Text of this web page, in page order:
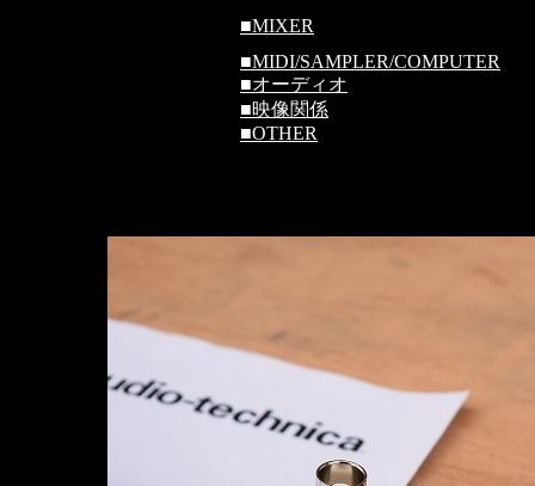
■MIXER
■MIDI/SAMPLER/COMPUTER
■オーディオ
■映像関係
■OTHER